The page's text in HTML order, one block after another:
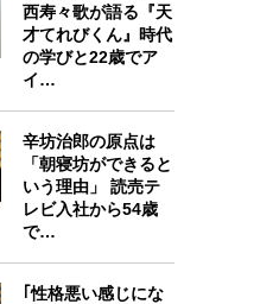
西寿々歌が語る『天
才てれびくん』時代
の学びと22歳でア
イ…
辛坊治郎の原点は
「朝寝坊ができると
いう理由」 読売テ
レビ入社から54歳
で…
｢性格悪い感じにな